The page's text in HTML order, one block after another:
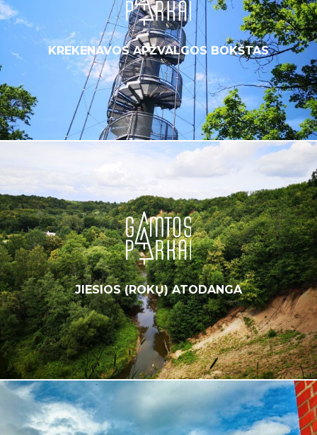
KREKENAVOS APŽVALGOS BOKŠTAS
JIESIOS (ROKŲ) ATODANGA